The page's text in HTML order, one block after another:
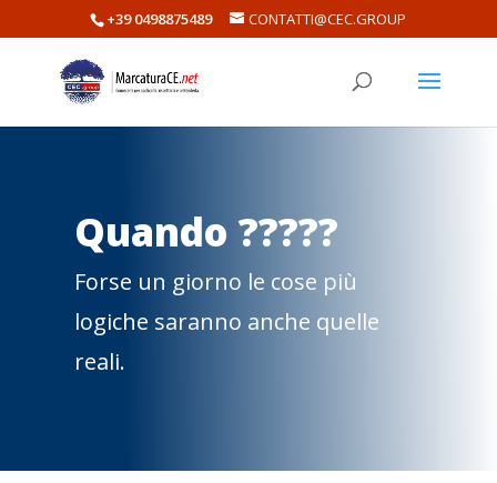
+39 0498875489 CONTATTI@CEC.GROUP
Quando ?????
Forse un giorno le cose più
logiche saranno anche quelle
reali.